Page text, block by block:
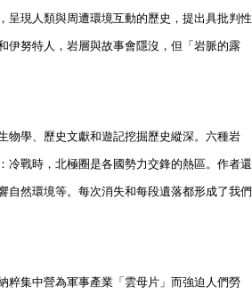
呈現人類與周遭環境互動的歷史，提出具批判性
伊努特人，岩層與故事會隱沒，但「岩脈的露
物學、歷史文獻和遊記挖掘歷史縱深。六種岩
冷戰時，北極圈是各國勢力交鋒的熱區。作者還
自然環境等。每次消失和每段遺落都形成了我們
粹集中營為軍事產業「雲母片」而強迫人們勞